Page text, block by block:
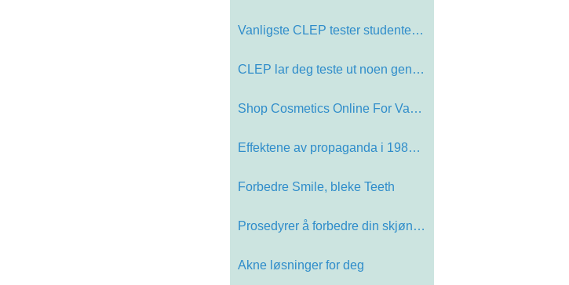
Vanligste CLEP tester studenter vel…
CLEP lar deg teste ut noen generell…
Shop Cosmetics Online For Vakre Bar…
Effektene av propaganda i 1984 - de…
Forbedre Smile, bleke Teeth
Prosedyrer å forbedre din skjønnh…
Akne løsninger for deg